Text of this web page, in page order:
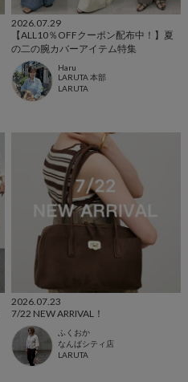
2026.07.29
【ALL10％OFFクーポン配布中！】夏
の二の腕カバーアイテム特集
Haru
LARUTA 本部
LARUTA
2026.07.23
7/22 NEW ARRIVAL！
ふくおか
なんばシティ店
LARUTA